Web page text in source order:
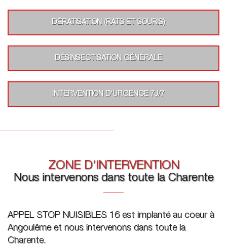
DÉRATISATION (RATS ET SOURIS)
DÉSINSECTISATION GÉNÉRALE
INTERVENTION D’URGENCE 7J/7
ZONE D'INTERVENTION
Nous intervenons dans toute la Charente
APPEL STOP NUISIBLES 16 est implanté au coeur à
Angoulême et nous intervenons dans toute la
Charente.